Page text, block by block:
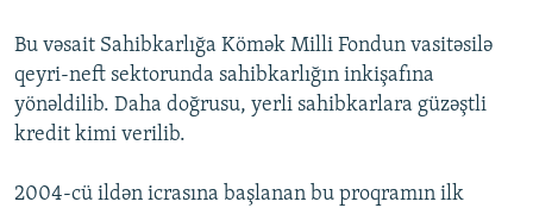
Bu vəsait Sahibkarlığa Kömək Milli Fondun vasitəsilə
qeyri-neft sektorunda sahibkarlığın inkişafına
yönəldilib. Daha doğrusu, yerli sahibkarlara güzəştli
kredit kimi verilib.
2004-cü ildən icrasına başlanan bu proqramın ilk